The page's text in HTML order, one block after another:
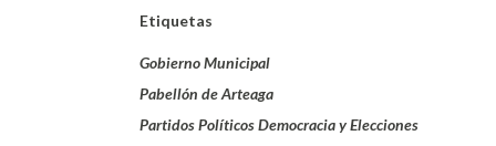
Etiquetas
Gobierno Municipal
Pabellón de Arteaga
Partidos Políticos Democracia y Elecciones